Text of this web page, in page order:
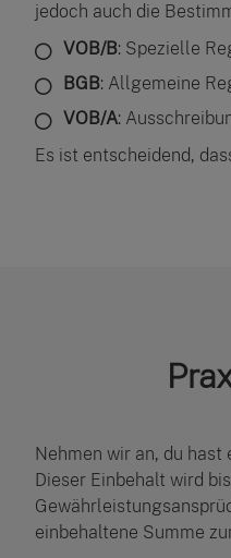
jedoch auch die
VOB/B: Spezielle
BGB: Allgemeine
VOB/A:
Es ist entscheidend,
Nehmen wir an, du
Dieser Einbehalt wird
einbehaltene Summe